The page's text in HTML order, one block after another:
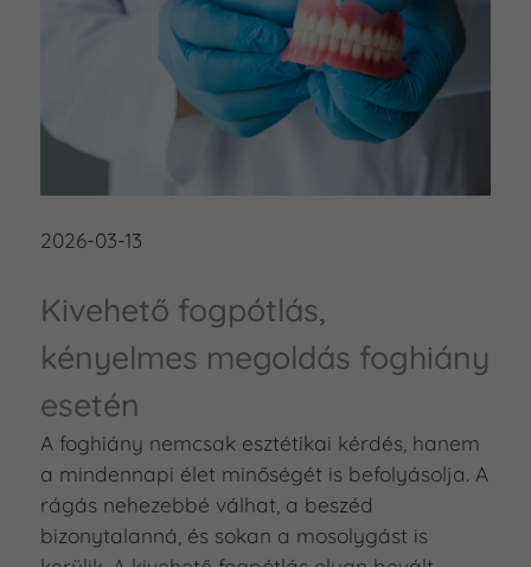
2026-03-13
Kivehető fogpótlás,
kényelmes megoldás foghiány
esetén
A foghiány nemcsak esztétikai kérdés, hanem
a mindennapi élet minőségét is befolyásolja. A
rágás nehezebbé válhat, a beszéd
bizonytalanná, és sokan a mosolygást is